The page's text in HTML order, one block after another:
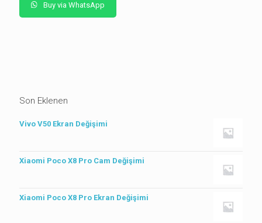
Buy via WhatsApp
Son Eklenen
Vivo V50 Ekran Değişimi
Xiaomi Poco X8 Pro Cam Değişimi
Xiaomi Poco X8 Pro Ekran Değişimi